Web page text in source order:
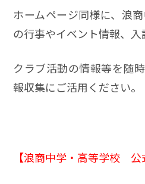
ホームページ同様に、浪
の行事やイベント情報、入
クラブ活動の情報等を随
報収集にご活用ください。
【浪商中学 ・高等学校 公